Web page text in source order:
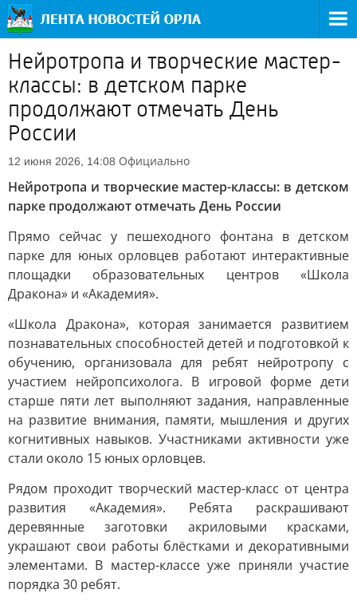
Нейротропа и творческие мастер-
классы: в детском парке
продолжают отмечать День
России
12 июня 2026, 14:08 Официально
Нейротропа и творческие мастер-классы: в детском
парке продолжают отмечать День России
Прямо сейчас у пешеходного фонтана в детском
парке для юных орловцев работают интерактивные
площадки образовательных центров «Школа
Дракона» и «Академия».
«Школа Дракона», которая занимается развитием
познавательных способностей детей и подготовкой к
обучению, организовала для ребят нейротропу с
участием нейропсихолога. В игровой форме дети
старше пяти лет выполняют задания, направленные
на развитие внимания, памяти, мышления и других
когнитивных навыков. Участниками активности уже
стали около 15 юных орловцев.
Рядом проходит творческий мастер-класс от центра
развития «Академия». Ребята раскрашивают
деревянные заготовки акриловыми красками,
украшают свои работы блёстками и декоративными
элементами. В мастер-классе уже приняли участие
порядка 30 ребят.